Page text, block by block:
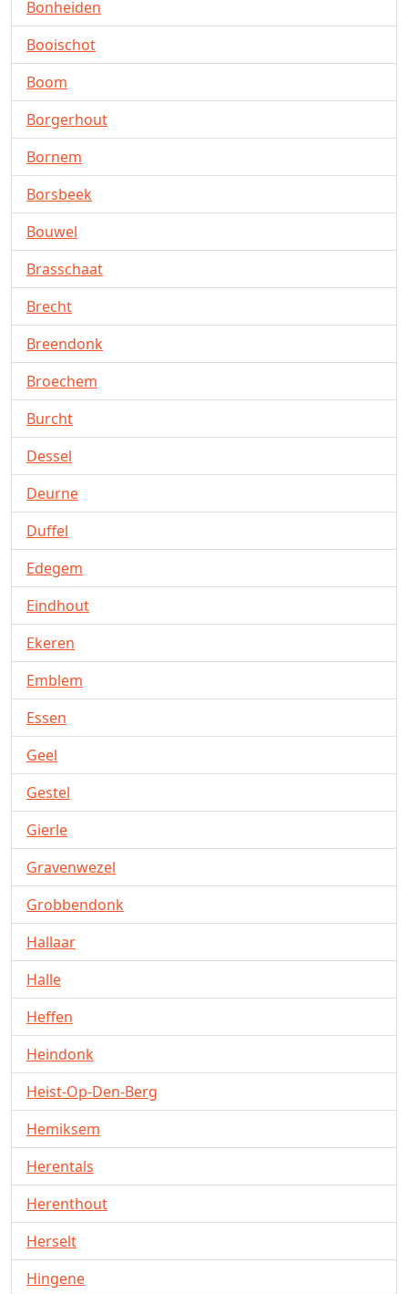
Bonheiden
Booischot
Boom
Borgerhout
Bornem
Borsbeek
Bouwel
Brasschaat
Brecht
Breendonk
Broechem
Burcht
Dessel
Deurne
Duffel
Edegem
Eindhout
Ekeren
Emblem
Essen
Geel
Gestel
Gierle
Gravenwezel
Grobbendonk
Hallaar
Halle
Heffen
Heindonk
Heist-Op-Den-Berg
Hemiksem
Herentals
Herenthout
Herselt
Hingene